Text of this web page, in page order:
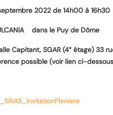
2022 de 14h00 à 16h30
dans le Puy de Dôme
Capitant, SGAR (4° étage) 33
possible(voir lien ci-